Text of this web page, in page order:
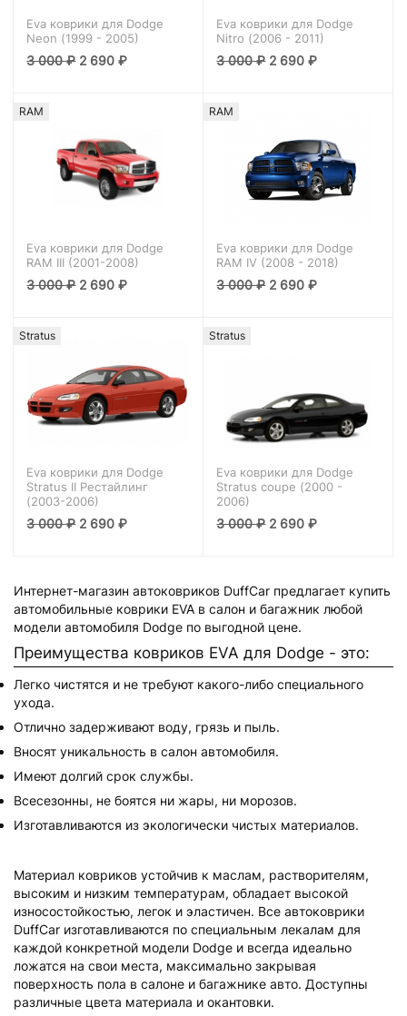
Eva коврики для Dodge
Neon (1999 - 2005)
3 000₽ 2 690₽
Eva коврики для Dodge
Nitro (2006 - 2011)
3 000₽ 2 690₽
RAM
Eva коврики для Dodge
RAM III (2001-2008)
3 000₽ 2 690₽
RAM
Eva коврики для Dodge
RAM IV (2008 - 2018)
3 000₽ 2 690₽
Stratus
Eva коврики для Dodge
Stratus II Рестайлинг
(2003-2006)
3 000₽ 2 690₽
Stratus
Eva коврики для Dodge
Stratus coupe (2000 -
2006)
3 000₽ 2 690₽
Интернет-магазин автоковриков DuffCar предлагает купить
автомобильные коврики EVA в салон и багажник любой
модели автомобиля Dodge по выгодной цене.
Преимущества ковриков EVA для Dodge - это:
Легко чистятся и не требуют какого-либо специального
ухода.
Отлично задерживают воду, грязь и пыль.
Вносят уникальность в салон автомобиля.
Имеют долгий срок службы.
Всесезонны, не боятся ни жары, ни морозов.
Изготавливаются из экологически чистых материалов.
Материал ковриков устойчив к маслам, растворителям,
высоким и низким температурам, обладает высокой
износостойкостью, легок и эластичен. Все автоковрики
DuffCar изготавливаются по специальным лекалам для
каждой конкретной модели Dodge и всегда идеально
ложатся на свои места, максимально закрывая
поверхность пола в салоне и багажнике авто. Доступны
различные цвета материала и окантовки.